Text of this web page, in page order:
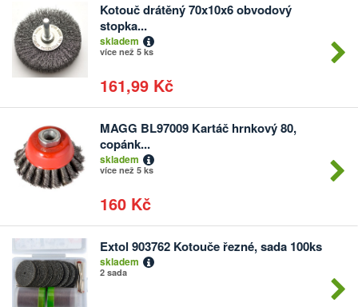
Kotouč drátěný 70x10x6 obvodový
stopka...
skladem
více než 5 ks
161,99 Kč
Počet
MAGG BL97009 Kartáč hrnkový 80,
copánk...
skladem
více než 5 ks
160 Kč
Počet
Extol 903762 Kotouče řezné, sada 100ks
skladem
2 sada
Počet
kusů